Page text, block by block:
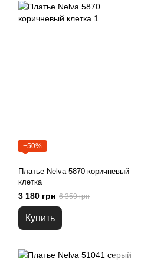
−50%
Платье Nelva 5870 коричневый
клетка
3 180 грн 6 359 грн
Купить